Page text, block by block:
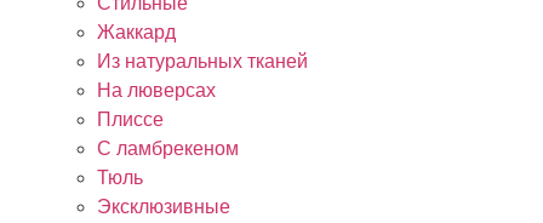
Жаккард
Из натуральных тканей
На люверсах
Плиссе
С ламбрекеном
Тюль
Эксклюзивные